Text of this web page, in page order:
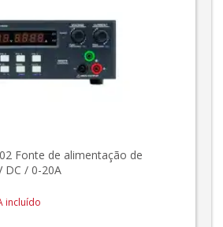
Fonte de alimentação de
DC / 0-20A
incluído